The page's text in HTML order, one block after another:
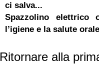
ci salva...
Spazzolino
l’igiene e la salute orale
Ritornare alla